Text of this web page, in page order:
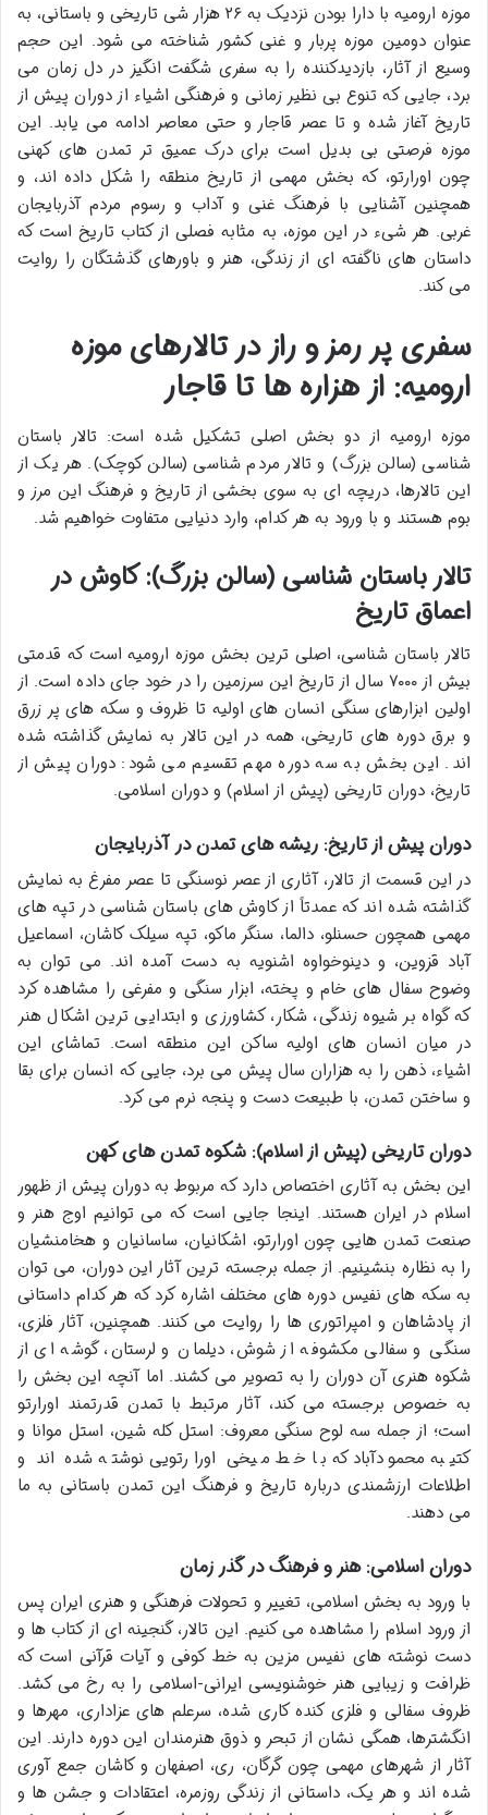
موزه ارومیه با دارا بودن نزدیک به ۲۶ هزار شی تاریخی و باستانی، به
عنوان دومین موزه پربار و غنی کشور شناخته می شود. این حجم
وسیع از آثار، بازدیدکننده را به سفری شگفت انگیز در دل زمان می
برد، جایی که تنوع بی نظیر زمانی و فرهنگی اشیاء از دوران پیش از
تاریخ آغاز شده و تا عصر قاجار و حتی معاصر ادامه می یابد. این
موزه فرصتی بی بدیل است برای درک عمیق تر تمدن های کهنی
چون اورارتو، که بخش مهمی از تاریخ منطقه را شکل داده اند، و
همچنین آشنایی با فرهنگ غنی و آداب و رسوم مردم آذربایجان
غربی. هر شیء در این موزه، به مثابه فصلی از کتاب تاریخ است که
داستان های ناگفته ای از زندگی، هنر و باورهای گذشتگان را روایت
می کند.
سفری پر رمز و راز در تالارهای موزه
ارومیه: از هزاره ها تا قاجار
موزه ارومیه از دو بخش اصلی تشکیل شده است: تالار باستان
شناسی (سالن بزرگ) و تالار مردم شناسی (سالن کوچک). هر یک از
این تالارها، دریچه ای به سوی بخشی از تاریخ و فرهنگ این مرز و
بوم هستند و با ورود به هر کدام، وارد دنیایی متفاوت خواهیم شد.
تالار باستان شناسی (سالن بزرگ): کاوش در
اعماق تاریخ
تالار باستان شناسی، اصلی ترین بخش موزه ارومیه است که قدمتی
بیش از ۷۰۰۰ سال از تاریخ این سرزمین را در خود جای داده است. از
اولین ابزارهای سنگی انسان های اولیه تا ظروف و سکه های پر زرق
و برق دوره های تاریخی، همه در این تالار به نمایش گذاشته شده
اند. این بخش به سه دوره مهم تقسیم می شود: دوران پیش از
تاریخ، دوران تاریخی (پیش از اسلام) و دوران اسلامی.
دوران پیش از تاریخ: ریشه های تمدن در آذربایجان
در این قسمت از تالار، آثاری از عصر نوسنگی تا عصر مفرغ به نمایش
گذاشته شده اند که عمدتاً از کاوش های باستان شناسی در تپه های
مهمی همچون حسنلو، دالما، سنگر ماکو، تپه سیلک کاشان، اسماعیل
آباد قزوین، و دینوخواوه اشنویه به دست آمده اند. می توان به
وضوح سفال های خام و پخته، ابزار سنگی و مفرغی را مشاهده کرد
که گواه بر شیوه زندگی، شکار، کشاورزی و ابتدایی ترین اشکال هنر
در میان انسان های اولیه ساکن این منطقه است. تماشای این
اشیاء، ذهن را به هزاران سال پیش می برد، جایی که انسان برای بقا
و ساختن تمدن، با طبیعت دست و پنجه نرم می کرد.
دوران تاریخی (پیش از اسلام): شکوه تمدن های کهن
این بخش به آثاری اختصاص دارد که مربوط به دوران پیش از ظهور
اسلام در ایران هستند. اینجا جایی است که می توانیم اوج هنر و
صنعت تمدن هایی چون اورارتو، اشکانیان، ساسانیان و هخامنشیان
را به نظاره بنشینیم. از جمله برجسته ترین آثار این دوران، می توان
به سکه های نفیس دوره های مختلف اشاره کرد که هر کدام داستانی
از پادشاهان و امپراتوری ها را روایت می کنند. همچنین، آثار فلزی،
سنگی و سفالی مکشوفه از شوش، دیلمان و لرستان، گوشه ای از
شکوه هنری آن دوران را به تصویر می کشند. اما آنچه این بخش را
به خصوص برجسته می کند، آثار مرتبط با تمدن قدرتمند اورارتو
است؛ از جمله سه لوح سنگی معروف: استل کله شین، استل موانا و
کتیبه محمودآباد که با خط میخی اورارتویی نوشته شده اند و
اطلاعات ارزشمندی درباره تاریخ و فرهنگ این تمدن باستانی به ما
می دهند.
دوران اسلامی: هنر و فرهنگ در گذر زمان
با ورود به بخش اسلامی، تغییر و تحولات فرهنگی و هنری ایران پس
از ورود اسلام را مشاهده می کنیم. این تالار، گنجینه ای از کتاب ها و
دست نوشته های نفیس مزین به خط کوفی و آیات قرآنی است که
ظرافت و زیبایی هنر خوشنویسی ایرانی-اسلامی را به رخ می کشد.
ظروف سفالی و فلزی کنده کاری شده، سرعلم های عزاداری، مهرها و
انگشترها، همگی نشان از تبحر و ذوق هنرمندان این دوره دارند. این
آثار از شهرهای مهمی چون گرگان، ری، اصفهان و کاشان جمع آوری
شده اند و هر یک، داستانی از زندگی روزمره، اعتقادات و جشن ها و